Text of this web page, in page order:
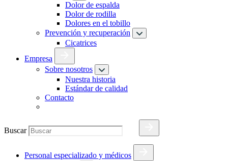
Dolor de espalda
Dolor de rodilla
Dolores en el tobillo
Prevención y recuperación
Cicatrices
Empresa
Sobre nosotros
Nuestra historia
Estándar de calidad
Contacto
Buscar
Personal especializado y médicos